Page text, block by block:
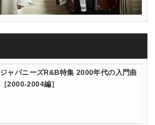
ジャパニーズR&B特集 2000年代の入門曲
［2000-2004編］